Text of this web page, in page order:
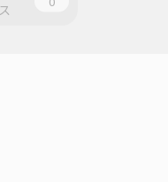
ス